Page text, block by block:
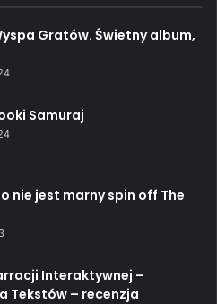
Gratów. Świetny album,
Samuraj
nie jest marny spin off The
Interaktywnej –
Tekstów – recenzja